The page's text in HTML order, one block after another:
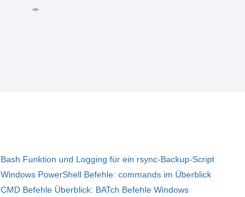
➨
Bash Funktion und Logging für ein rsync-Backup-Script
Windows PowerShell Befehle: commands im Überblick
CMD Befehle Überblick: BATch Befehle Windows